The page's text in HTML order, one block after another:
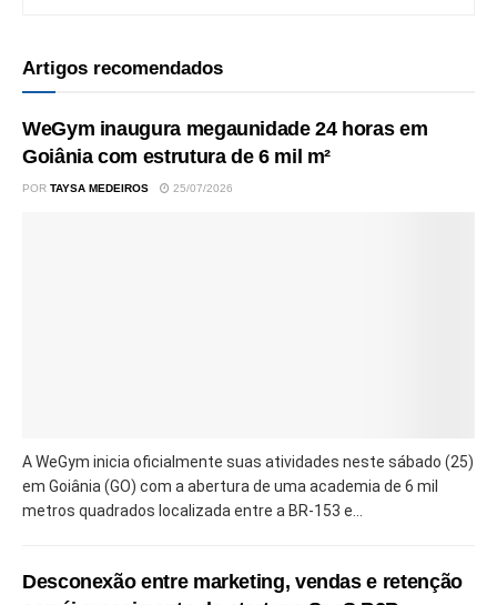
Artigos recomendados
WeGym inaugura megaunidade 24 horas em
Goiânia com estrutura de 6 mil m²
POR TAYSA MEDEIROS 25/07/2026
A WeGym inicia oficialmente suas atividades neste sábado (25)
em Goiânia (GO) com a abertura de uma academia de 6 mil
metros quadrados localizada entre a BR-153 e...
Desconexão entre marketing, vendas e retenção